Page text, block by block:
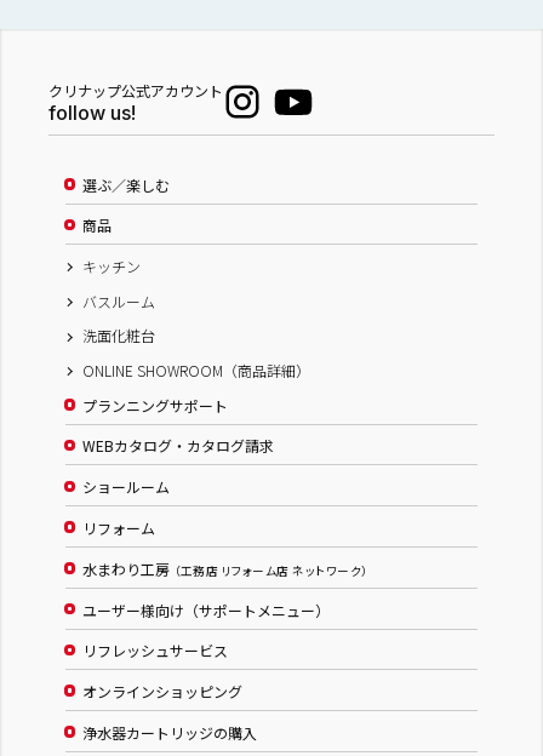
クリナップ公式アカウント
follow us!
選ぶ／楽しむ
商品
キッチン
バスルーム
洗面化粧台
ONLINE SHOWROOM（商品詳細）
プランニングサポート
WEBカタログ・カタログ請求
ショールーム
リフォーム
水まわり工房 （工務店 リフォーム店 ネットワーク）
ユーザー様向け（サポートメニュー）
リフレッシュサービス
オンラインショッピング
浄水器カートリッジの購入